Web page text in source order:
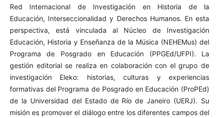
Red Internacional de Investigación en Historia de la
Educación, Interseccionalidad y Derechos Humanos. En esta
perspectiva, está vinculada al Núcleo de Investigación
Educación, Historia y Enseñanza de la Música (NEHEMus) del
Programa de Posgrado en Educación (PPGEd/UFPI). La
gestión editorial se realiza en colaboración con el grupo de
investigación Eleko: historias, culturas y experiencias
formativas del Programa de Posgrado en Educación (ProPEd)
de la Universidad del Estado de Río de Janeiro (UERJ). Su
misión es promover el diálogo entre los diferentes campos del